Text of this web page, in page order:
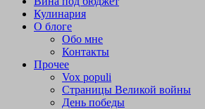
Кулинария
О блоге
Обо мне
Контакты
Прочее
Vox populi
Страницы Великой войны
День победы